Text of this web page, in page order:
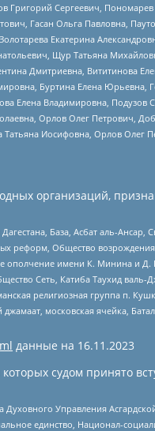
Сергеевич,
Гасан Ольга Павловна,
Екатерина
Щур Татьяна
Дмитриевна, Вититинова
Буртина Елена
Владимировна, Подузов
Орлов Олег Петрович,
Иосифовна, Орлов Олег
организаций,
База, Асбат аль-Ансар,
реформ, Общество
имени К. Минина и
Сеть, Катиба Таухид
религиозная группа п.
московская ячейка,
данные на 16.11.2023
судом принято
Управления
единство, Национал-